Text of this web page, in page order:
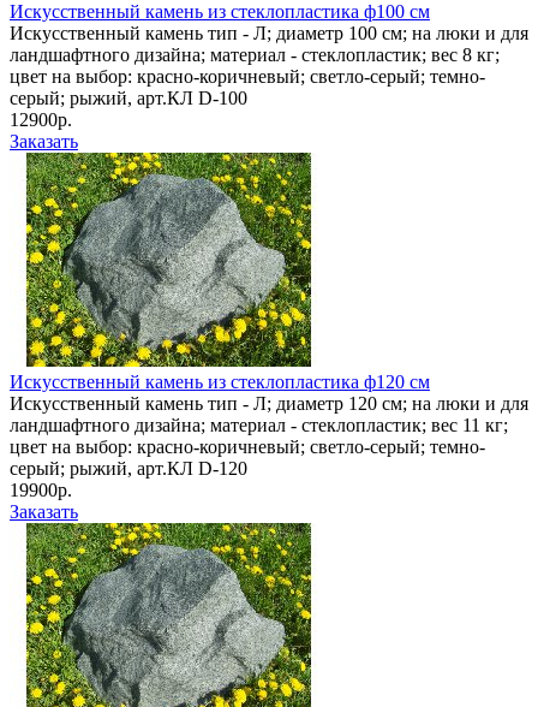
Искусственный камень из стеклопластика ф100 см
Искусственный камень тип - Л; диаметр 100 см; на люки и для
ландшафтного дизайна; материал - стеклопластик; вес 8 кг;
цвет на выбор: красно-коричневый; светло-серый; темно-
серый; рыжий, арт.КЛ D-100
12900р.
Заказать
Искусственный камень из стеклопластика ф120 см
Искусственный камень тип - Л; диаметр 120 см; на люки и для
ландшафтного дизайна; материал - стеклопластик; вес 11 кг;
цвет на выбор: красно-коричневый; светло-серый; темно-
серый; рыжий, арт.КЛ D-120
19900р.
Заказать